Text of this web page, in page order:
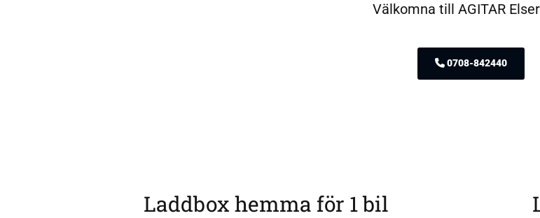
Välkomna till AGITAR
0708-842440
Laddbox hemma för 1 bil